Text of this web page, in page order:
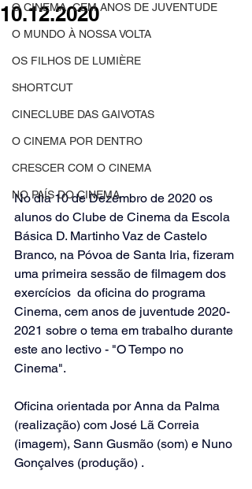
O CINEMA, CEM ANOS DE JUVENTUDE
O MUNDO À NOSSA VOLTA
OS FILHOS DE LUMIÈRE
SHORTCUT
CINECLUBE DAS GAIVOTAS
O CINEMA POR DENTRO
CRESCER COM O CINEMA
NO PAÍS DO CINEMA
10.12.2020
No dia 10 de Dezembro de 2020 os
alunos do Clube de Cinema da Escola
Básica D. Martinho Vaz de Castelo
Branco, na Póvoa de Santa Iria, fizeram
uma primeira sessão de filmagem dos
exercícios  da oficina do programa
Cinema, cem anos de juventude 2020-
2021 sobre o tema em trabalho durante
este ano lectivo - "O Tempo no
Cinema".
Oficina orientada por Anna da Palma
(realização) com José Lã Correia
(imagem), Sann Gusmão (som) e Nuno
Gonçalves (produção) .